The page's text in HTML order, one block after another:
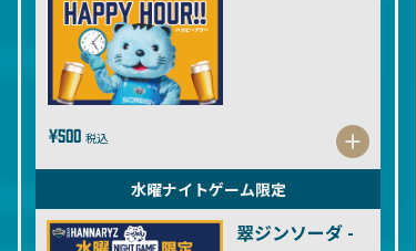
¥500 税込
水曜ナイトゲーム限定
翠ジンソーダ -